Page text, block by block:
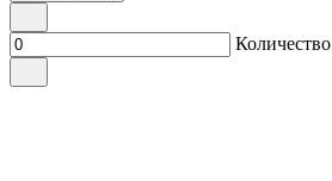
Количество